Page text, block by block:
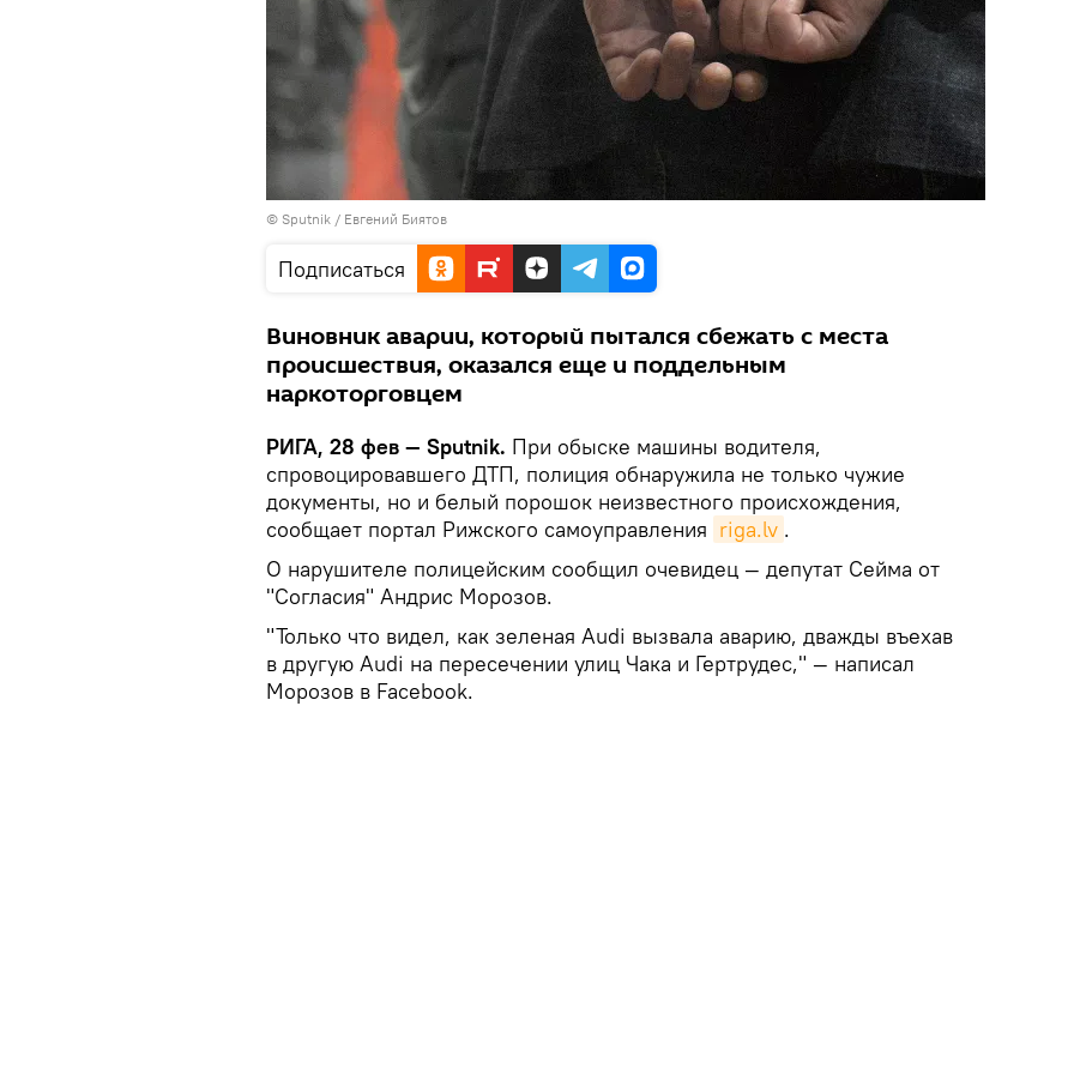
© Sputnik / Евгений Биятов
Подписаться
Виновник аварии, который пытался сбежать с места
происшествия, оказался еще и поддельным
наркоторговцем
РИГА, 28 фев — Sputnik. При обыске машины водителя,
спровоцировавшего ДТП, полиция обнаружила не только чужие
документы, но и белый порошок неизвестного происхождения,
сообщает портал Рижского самоуправления riga.lv .
О нарушителе полицейским сообщил очевидец — депутат Сейма от
"Согласия" Андрис Морозов.
"Только что видел, как зеленая Audi вызвала аварию, дважды въехав
в другую Audi на пересечении улиц Чака и Гертрудес," — написал
Морозов в Facebook.